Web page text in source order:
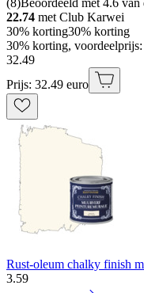
(8)Beoordeeld met 4.6
22.74 met Club Karwei
30% korting30% korting
30% korting,
32.49
Prijs: 32.49 euro
Rust-oleum chalky finish
3.59